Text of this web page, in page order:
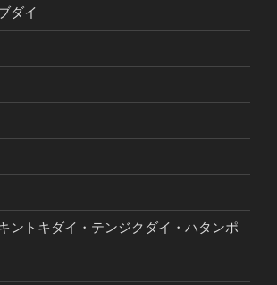
ダイ
ントキダイ・テンジクダイ・ハタンポ